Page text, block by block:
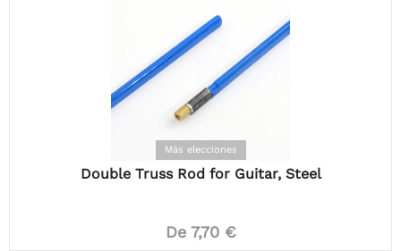
Más elecciones
Double Truss Rod for Guitar, Steel
De 7,70 €